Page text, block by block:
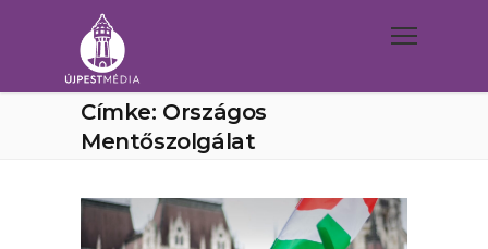
Címke: Országos
Mentőszolgálat